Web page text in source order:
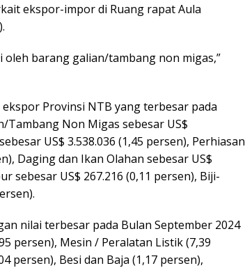
ekspor-impor di Ruang rapat Aula
barang galian/tambang non migas,”
Provinsi NTB yang terbesar pada
Tambang Non Migas sebesar US$
US$ 3.538.036 (1,45 persen), Perhiasan
Daging dan Ikan Olahan sebesar US$
sebesar US$ 267.216 (0,11 persen), Biji-
nilai terbesar pada Bulan September 2024
persen), Mesin / Peralatan Listik (7,39
persen), Besi dan Baja (1,17 persen),